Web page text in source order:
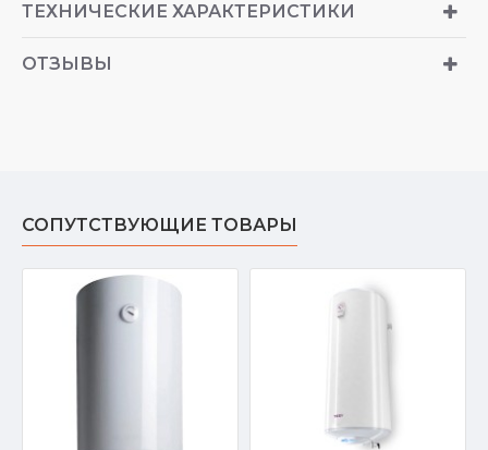
ТЕХНИЧЕСКИЕ ХАРАКТЕРИСТИКИ
ОТЗЫВЫ
СОПУТСТВУЮЩИЕ ТОВАРЫ